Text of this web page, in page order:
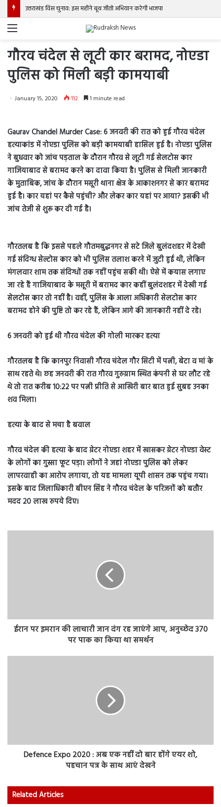
उत्तराखंड विस चुनाव: इस महीने बूथ जीतो अभियान करेगी भाजपा
Menu
गौरव चंदेल से लूटी कार बरामद, नोएडा
पुलिस को मिली बड़ी कामयाबी
January 15, 2020 112 1 minute read
Gaurav Chandel Murder Case: 6 जनवरी की रात को हुई गौरव चंदेल
हत्याकांड में नोएडा पुलिस को बड़ी कामयाबी हासिल हुई है। नोएडा पुलिस
ने बुधवार को जांच पड़ताल के दौरान गौरव से लूटी गई सेलटोस कार
गाजियाबाद से बरामद करने का दावा किया है। पुलिस से मिली जानकारी
के मुताबिक, जांच के दौरान मसूरी थाना क्षेत्र के आकाशनगर से कार बरामद
हुई है। कार यहां पर कैसे पहुंची? और लेकर कार यहां पर आया? इसकी भी
जांच तेजी से शुरू कर दी गई है।
गौरतलब है कि इससे पहले गौतमबुद्धनगर से सटे जिले बुलंदशहर में देखी
गई संदिग्ध सेल्टोस कार को भी पुलिस तलाश करने में जुटी हुई थी, लेकिन
मंगलवार शाम तक संदिग्धों तक नहीं पहुंच सकी थी। ऐसे में कयास लगाए
जा रहे हैं गाजियाबाद के मसूरी में बरामद कार कहीं बुलंदशहर में देखी गई
सेलटोस कार तो नहीं है। वहीं, पुलिस के आला अधिकारी सेलटोस कार
बरामद होने की पुष्टि तो कर रहे हैं, लेकिन आगे की जानकारी नहीं दे रहे।
6 जनवरी को हुई थी गौरव चंदेल की गोली मारकर हत्या
गौरतलब है कि कानपुर निवासी गौरव चंदेल गौर सिटी में पत्नी, बेटा व मां के
साथ रहते थे। छह जनवरी की रात गौरव गुरुग्राम स्थित कंपनी से घर लौट रहे
थे तो रात करीब 10:22 पर पत्नी प्रीति से आखिरी बार बात हुई सुबह उनका
शव मिला।
हत्या के बाद से मचा है बवाल
गौरव चंदेल की हत्या के बाद ग्रेटर नोएडा शहर में खासकर ग्रेटर नोएडा वेस्ट
के लोगों का गुस्सा फूट पड़ा। लोगों ने जहां नोएडा पुलिस को लेकर
लापरवाही का आरोप लगाया, तो यह मामला यूपी शासन तक पहुंच गया।
इसके बाद जिलाधिकारी बीएन सिंह ने गौरव चंदेल के परिजनों को बतौर
मदद 20 लाख रुपये दिए।
ईरान पर इमरान की लाचारी जान दंग रह जाएंगे आप, अनुच्‍छेद 370
पर पाक का किया था समर्थन
Defence Expo 2020 : अब एक नहीं दो बार होंगे एयर शो,
पहचान पत्र के साथ आएं देखने
Related Articles